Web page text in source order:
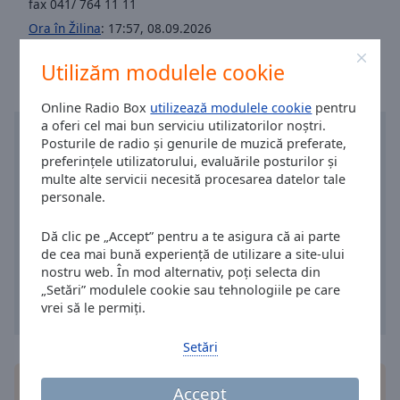
Utilizăm modulele cookie
Online Radio Box utilizează modulele cookie pentru
a oferi cel mai bun serviciu utilizatorilor noștri.
Posturile de radio și genurile de muzică preferate,
preferințele utilizatorului, evaluările posturilor și
multe alte servicii necesită procesarea datelor tale
personale.
Dă clic pe „Accept” pentru a te asigura că ai parte
de cea mai bună experiență de utilizare a site-ului
nostru web. În mod alternativ, poți selecta din
„Setări” modulele cookie sau tehnologiile pe care
vrei să le permiți.
Accept
Setări
Area
Background
Opacity
fax 041/ 764 11 11
Ora în Žilina: 17:57, 08.09.2026
Instalează aplicația gratuită Online Radio Box